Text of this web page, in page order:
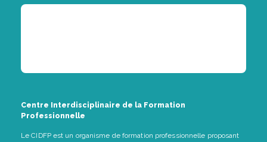
Centre Interdisciplinaire de la Formation
Professionnelle
Le CIDFP est un organisme de formation professionnelle proposant